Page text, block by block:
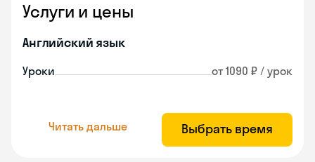
Услуги и цены
Английский язык
Уроки от 1090 ₽ / урок
Читать дальше Выбрать время